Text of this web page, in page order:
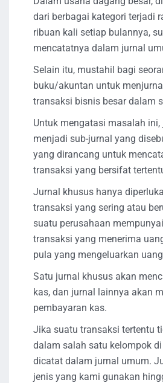
dari berbagai kategori terjadi
ribuan kali setiap bulannya,
mencatatnya dalam jurnal
Selain itu, mustahil bagi
buku/akuntan untuk
transaksi bisnis besar dalam
Untuk mengatasi masalah ini,
menjadi sub-jurnal yang
yang dirancang untuk
transaksi yang bersifat
Jurnal khusus hanya
transaksi yang sering atau
suatu perusahaan
transaksi yang menerima
pula yang mengeluarkan
Satu jurnal khusus akan
kas, dan jurnal lainnya akan
pembayaran kas.
Jika suatu transaksi tertentu
dalam salah satu kelompok
dicatat dalam jurnal umum.
jenis yang kami gunakan